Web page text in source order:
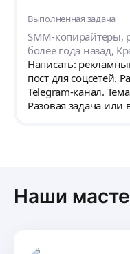
не только грамотно
информацию, но и
привлекательной и
аудитории. Каждая строка в её тексте
пронизана
силой, что помогло
конкурентов. Я был
она уловила суть
Выполненная задача
SMM-копирайтеры,
более года назад,
Написать:
пост для соцсетей.
Telegram-канал.
Разовая задача
владельцы обществ
Наши